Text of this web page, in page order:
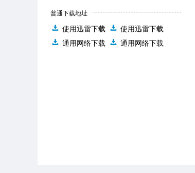
普通下载地址
使用迅雷下载
使用迅雷下载
通用网络下载
通用网络下载